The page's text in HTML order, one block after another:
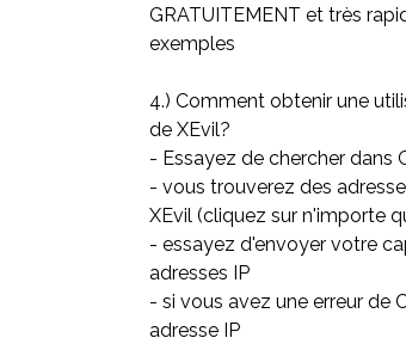
GRATUITEMENT et très
exemples
4.) Comment obtenir une
de XEvil?
- Essayez de chercher dans
- vous trouverez des
XEvil (cliquez sur n'importe
- essayez d'envoyer votre
adresses IP
- si vous avez une erreur de
adresse IP